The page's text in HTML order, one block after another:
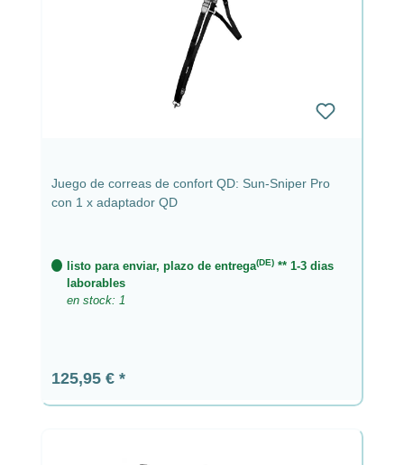
Juego de correas de confort QD: Sun-Sniper Pro
con 1 x adaptador QD
listo para enviar, plazo de entrega(DE) ** 1-3 dias
laborables
en stock: 1
Precio normal:
125,95 €